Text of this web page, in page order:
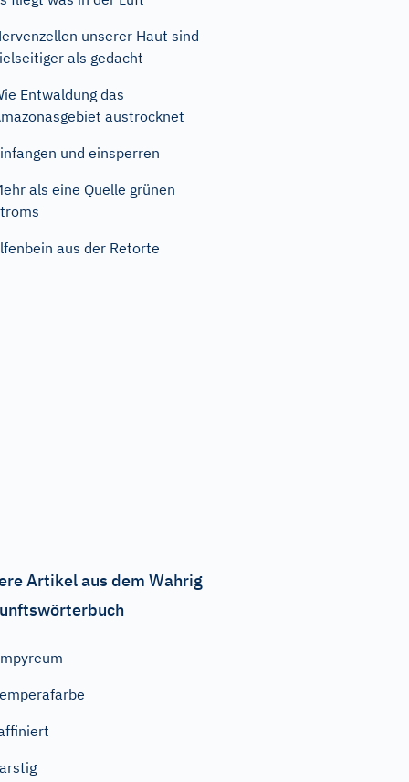
unserer Haut sind
als gedacht
Entwaldung das
austrocknet
und einsperren
als eine Quelle grünen
aus der Retorte
Artikel aus dem Wahrig